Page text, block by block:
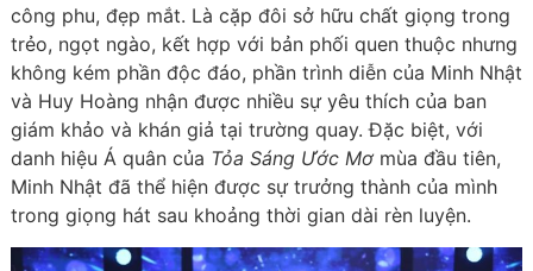
công phu, đẹp mắt. Là cặp đôi sở hữu chất giọng trong
trẻo, ngọt ngào, kết hợp với bản phối quen thuộc nhưng
không kém phần độc đáo, phần trình diễn của Minh Nhật
và Huy Hoàng nhận được nhiều sự yêu thích của ban
giám khảo và khán giả tại trường quay. Đặc biệt, với
danh hiệu Á quân của Tỏa Sáng Ước Mơmùa đầu tiên,
Minh Nhật đã thể hiện được sự trưởng thành của mình
trong giọng hát sau khoảng thời gian dài rèn luyện.